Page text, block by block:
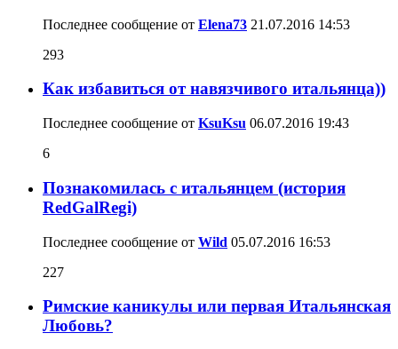
Последнее сообщение от Elena73 21.07.2016 14:53
293
Как избавиться от навязчивого итальянца))
Последнее сообщение от KsuKsu 06.07.2016 19:43
6
Познакомилась c итальянцем (история
RedGalRegi)
Последнее сообщение от Wild 05.07.2016 16:53
227
Римские каникулы или первая Итальянская
Любовь?